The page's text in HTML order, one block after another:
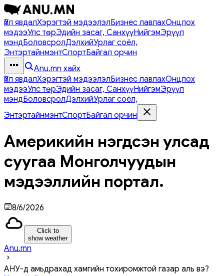
Үйл явдалХэрэгтэй мэдээлэлБизнес лавлахОнцлох
мэдээУлс төрЭдийн засаг, СанхүүНийгэмЭрүүл
мэндБоловсролДэлхийУрлаг соёл,
ЭнтэртайнмэнтСпортБайгал орчин
Anu.mn хайх
Үйл явдалХэрэгтэй мэдээлэлБизнес лавлахОнцлох
мэдээУлс төрЭдийн засаг, СанхүүНийгэмЭрүүл
мэндБоловсролДэлхийУрлаг соёл,
ЭнтэртайнмэнтСпортБайгал орчин
Америкийн нэгдсэн улсад
суугаа Монголчуудын
мэдээллийн портал.
8/6/2026
Click to
show weather
Anu.mn
АНУ-д амьдрахад хамгийн тохиромжтой газар аль вэ?